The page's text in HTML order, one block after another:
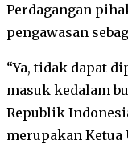
Perdagangan
pengawasan
“Ya, tidak dapat
masuk kedalam
Republik
merupakan Ketua